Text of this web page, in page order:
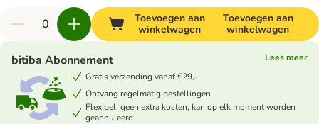
Toevoegen aan
winkelwagen
Toevoegen aan
winkelwagen
bitiba Abonnement
Lees meer
Gratis verzending vanaf €29,-
Ontvang regelmatig bestellingen
Flexibel, geen extra kosten, kan op elk moment worden
geannuleerd